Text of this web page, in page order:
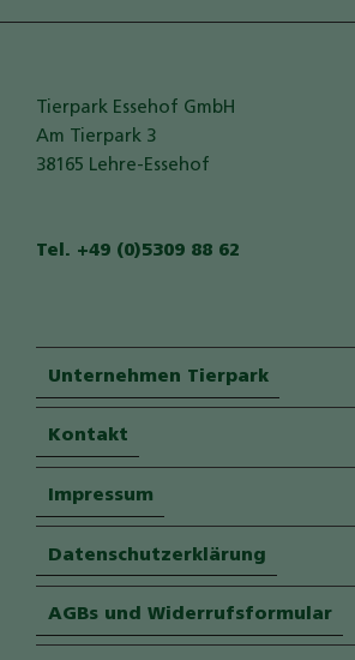
Tierpark Essehof GmbH
Am Tierpark 3
38165 Lehre-Essehof
Tel. +49 (0)5309 88 62
Unternehmen Tierpark
Kontakt
Impressum
Datenschutzerklärung
AGBs und Widerrufsformular